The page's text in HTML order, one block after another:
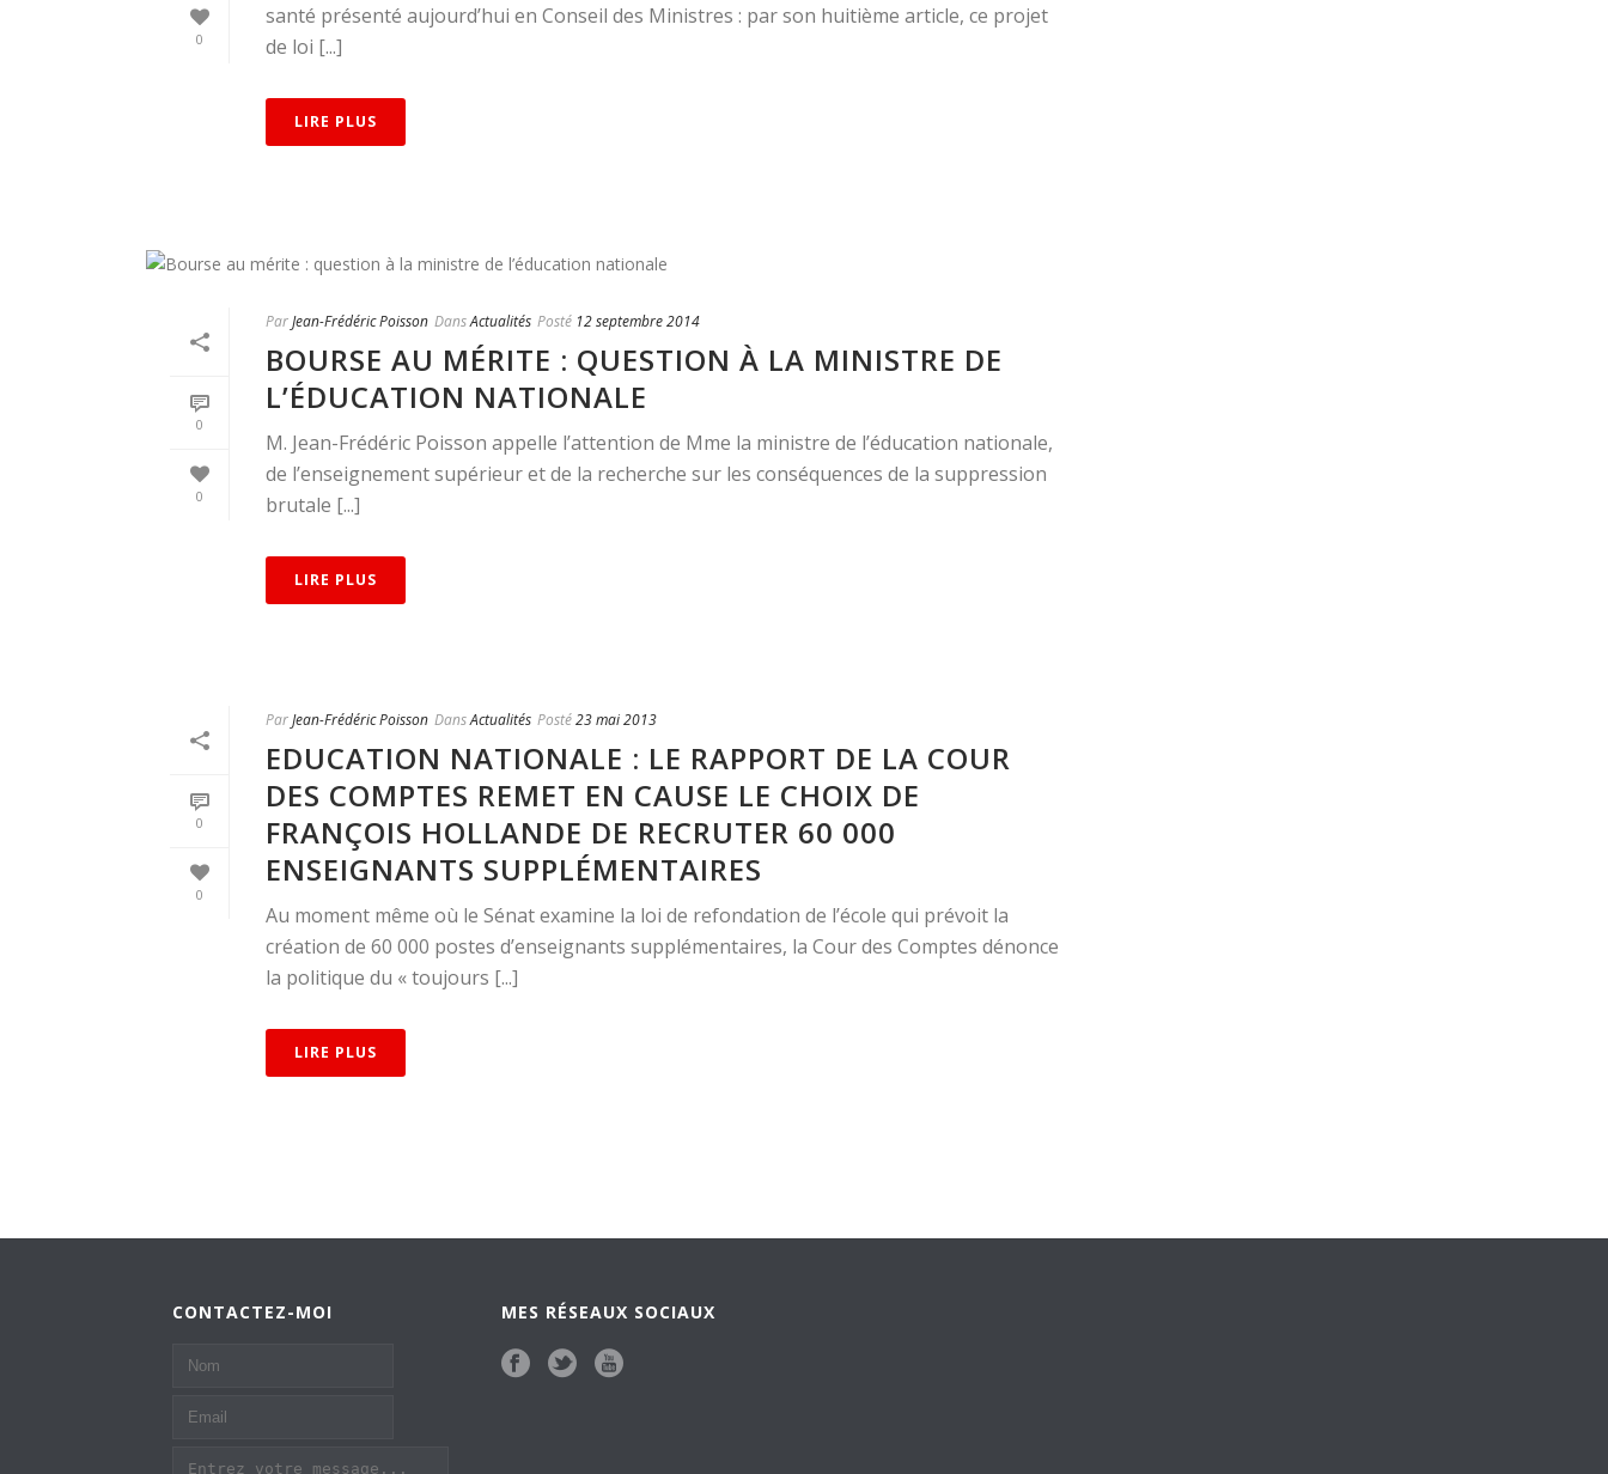
0
santé présenté aujourd’hui en Conseil des Ministres : par son huitième article, ce projet
de loi [...]
LIRE PLUS
0
0
ParJean-Frédéric Poisson DansActualités Posté 12 septembre 2014
BOURSE AU MÉRITE : QUESTION À LA MINISTRE DE
L’ÉDUCATION NATIONALE
M. Jean-Frédéric Poisson appelle l’attention de Mme la ministre de l’éducation nationale,
de l’enseignement supérieur et de la recherche sur les conséquences de la suppression
brutale [...]
LIRE PLUS
0
0
ParJean-Frédéric Poisson DansActualités Posté23 mai 2013
EDUCATION NATIONALE : LE RAPPORT DE LA COUR
DES COMPTES REMET EN CAUSE LE CHOIX DE
FRANÇOIS HOLLANDE DE RECRUTER 60 000
ENSEIGNANTS SUPPLÉMENTAIRES
Au moment même où le Sénat examine la loi de refondation de l’école qui prévoit la
création de 60 000 postes d’enseignants supplémentaires, la Cour des Comptes dénonce
la politique du « toujours [...]
LIRE PLUS
CONTACTEZ-MOI MES RÉSEAUX SOCIAUX